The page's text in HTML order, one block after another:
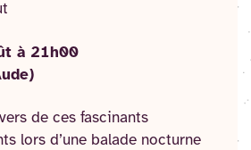
à 21h00
de ces fascinants
lors d’une balade nocturne